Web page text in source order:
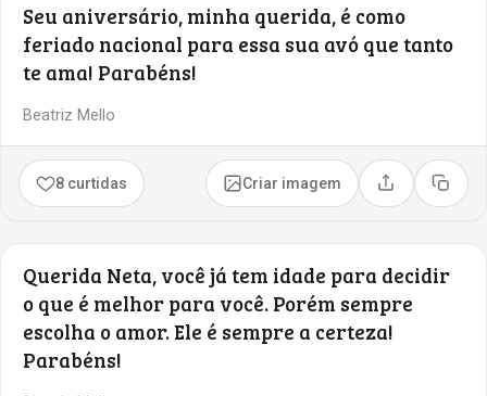
Seu aniversário, minha querida, é como
feriado nacional para essa sua avó que tanto
te ama! Parabéns!
Beatriz Mello
8 curtidas Criar imagem Compartilhar
Copiar
Querida Neta, você já tem idade para decidir
o que é melhor para você. Porém sempre
escolha o amor. Ele é sempre a certeza!
Parabéns!